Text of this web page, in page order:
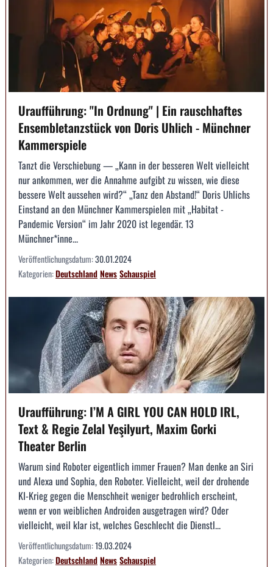
Uraufführung: "In Ordnung" | Ein rauschhaftes
Ensembletanzstück von Doris Uhlich - Münchner
Kammerspiele
Tanzt die Verschiebung — „Kann in der besseren Welt vielleicht
nur ankommen, wer die Annahme aufgibt zu wissen, wie diese
bessere Welt aussehen wird?“ „Tanz den Abstand!“ Doris Uhlichs
Einstand an den Münchner Kammerspielen mit „Habitat -
Pandemic Version“ im Jahr 2020 ist legendär. 13
Münchner*inne...
Veröffentlichungsdatum:30.01.2024
Kategorien:DeutschlandNewsSchauspiel
Uraufführung: I’M A GIRL YOU CAN HOLD IRL,
Text & Regie Zelal Yeşilyurt, Maxim Gorki
Theater Berlin
Warum sind Roboter eigentlich immer Frauen? Man denke an Siri
und Alexa und Sophia, den Roboter. Vielleicht, weil der drohende
KI-Krieg gegen die Menschheit weniger bedrohlich erscheint,
wenn er von weiblichen Androiden ausgetragen wird? Oder
vielleicht, weil klar ist, welches Geschlecht die Dienstl...
Veröffentlichungsdatum:19.03.2024
Kategorien:DeutschlandNewsSchauspiel